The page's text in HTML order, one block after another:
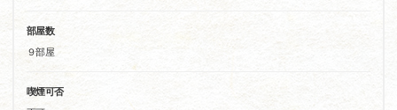
部屋数
９部屋
喫煙可否